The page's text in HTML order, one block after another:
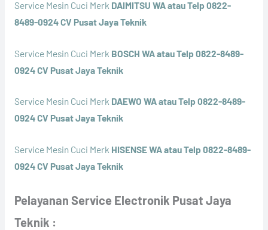
Service Mesin Cuci Merk DAIMITSU WA atau Telp 0822-
8489-0924 CV Pusat Jaya Teknik
Service Mesin Cuci Merk BOSCH WA atau Telp 0822-8489-
0924 CV Pusat Jaya Teknik
Service Mesin Cuci Merk DAEWO WA atau Telp 0822-8489-
0924 CV Pusat Jaya Teknik
Service Mesin Cuci Merk HISENSE WA atau Telp 0822-8489-
0924 CV Pusat Jaya Teknik
Pelayanan Service Electronik Pusat Jaya
Teknik :